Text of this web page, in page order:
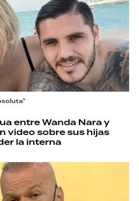
entre Wanda Nara y
video sobre sus hijas
la interna